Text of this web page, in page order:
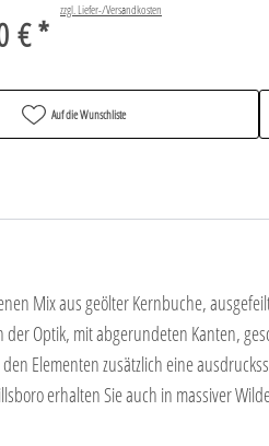
€ *
zzgl. Liefer-/Versandkosten
Auf die Wunschliste
Mix aus geölter Kernbuche,
Optik, mit abgerundeten Kanten,
Elementen zusätzlich eine
erhalten Sie auch in massiver